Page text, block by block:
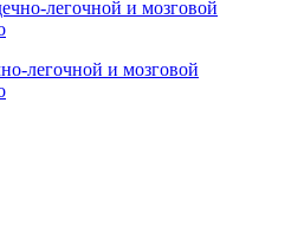
легочной и мозговой